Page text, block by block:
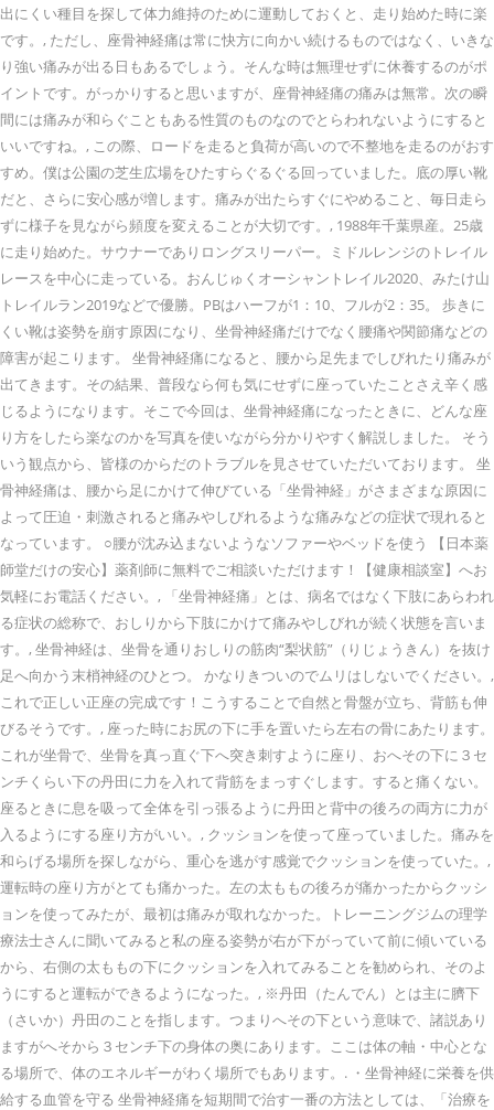
出にくい種目を探して体力維持のために運動しておくと、走り始めた時に楽
です。, ただし、座骨神経痛は常に快方に向かい続けるものではなく、いきな
り強い痛みが出る日もあるでしょう。そんな時は無理せずに休養するのがポ
イントです。がっかりすると思いますが、座骨神経痛の痛みは無常。次の瞬
間には痛みが和らぐこともある性質のものなのでとらわれないようにすると
いいですね。, この際、ロードを走ると負荷が高いので不整地を走るのがおす
すめ。僕は公園の芝生広場をひたすらぐるぐる回っていました。底の厚い靴
だと、さらに安心感が増します。痛みが出たらすぐにやめること、毎日走ら
ずに様子を見ながら頻度を変えることが大切です。, 1988年千葉県産。25歳
に走り始めた。サウナーでありロングスリーパー。ミドルレンジのトレイル
レースを中心に走っている。おんじゅくオーシャントレイル2020、みたけ山
トレイルラン2019などで優勝。PBはハーフが1：10、フルが2：35。 歩きに
くい靴は姿勢を崩す原因になり、坐骨神経痛だけでなく腰痛や関節痛などの
障害が起こります。 坐骨神経痛になると、腰から足先までしびれたり痛みが
出てきます。その結果、普段なら何も気にせずに座っていたことさえ辛く感
じるようになります。そこで今回は、坐骨神経痛になったときに、どんな座
り方をしたら楽なのかを写真を使いながら分かりやすく解説しました。 そう
いう観点から、皆様のからだのトラブルを見させていただいております。 坐
骨神経痛は、腰から足にかけて伸びている「坐骨神経」がさまざまな原因に
よって圧迫・刺激されると痛みやしびれるような痛みなどの症状で現れると
なっています。 ○腰が沈み込まないようなソファーやベッドを使う 【日本薬
師堂だけの安心】薬剤師に無料でご相談いただけます！【健康相談室】へお
気軽にお電話ください。, 「坐骨神経痛」とは、病名ではなく下肢にあらわれ
る症状の総称で、おしりから下肢にかけて痛みやしびれが続く状態を言いま
す。, 坐骨神経は、坐骨を通りおしりの筋肉“梨状筋”（りじょうきん）を抜け
足へ向かう末梢神経のひとつ。 かなりきついのでムリはしないでください。,
これで正しい正座の完成です！こうすることで自然と骨盤が立ち、背筋も伸
びるそうです。, 座った時にお尻の下に手を置いたら左右の骨にあたります。
これが坐骨で、坐骨を真っ直ぐ下へ突き刺すように座り、おへその下に３セ
ンチくらい下の丹田に力を入れて背筋をまっすぐします。すると痛くない。
座るときに息を吸って全体を引っ張るように丹田と背中の後ろの両方に力が
入るようにする座り方がいい。, クッションを使って座っていました。痛みを
和らげる場所を探しながら、重心を逃がす感覚でクッションを使っていた。,
運転時の座り方がとても痛かった。左の太ももの後ろが痛かったからクッシ
ョンを使ってみたが、最初は痛みが取れなかった。トレーニングジムの理学
療法士さんに聞いてみると私の座る姿勢が右が下がっていて前に傾いている
から、右側の太ももの下にクッションを入れてみることを勧められ、そのよ
うにすると運転ができるようになった。, ※丹田（たんでん）とは主に臍下
（さいか）丹田のことを指します。つまりへその下という意味で、諸説あり
ますがへそから３センチ下の身体の奥にあります。ここは体の軸・中心とな
る場所で、体のエネルギーがわく場所でもあります。. ・坐骨神経に栄養を供
給する血管を守る 坐骨神経痛を短期間で治す一番の方法としては、「治療を